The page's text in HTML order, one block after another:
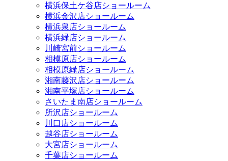
横浜保土ケ谷店ショールーム
横浜金沢店ショールーム
横浜泉店ショールーム
横浜緑店ショールーム
川崎宮前ショールーム
相模原店ショールーム
相模原緑店ショールーム
湘南藤沢店ショールーム
湘南平塚店ショールーム
さいたま南店ショールーム
所沢店ショールーム
川口店ショールーム
越谷店ショールーム
大宮店ショールーム
千葉店ショールーム